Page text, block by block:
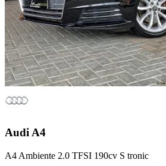
Audi A4
A4 Ambiente 2.0 TFSI 190cv S tronic